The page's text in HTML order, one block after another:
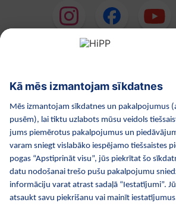
HiPP Mazuļa ēdināšana
HiPP Grūtniecība
Privātuma politika
Izejošie dati
Par kompāniju